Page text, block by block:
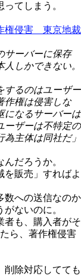
てしまう。
権侵害 東京地裁
サーバーに保存
しかできない。
するのはユーザー
作権は侵害しな
になるサーバーは
ーザーは不特定の
主体は同社だ」
だろうか。
を販売」すればよ
数への送信なのか
ないのに。
者も、購入者がそ
ら、著作権侵害
削除対応してても